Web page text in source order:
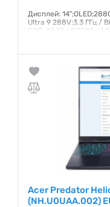
Дисплей:
Ultra 9 288V;3.3 ГГц /
ОЗП: 32 ГБ;LPDDR5x /
Гарантия:12 месяцев
Acer Predator
(NH.U0UAA.002)